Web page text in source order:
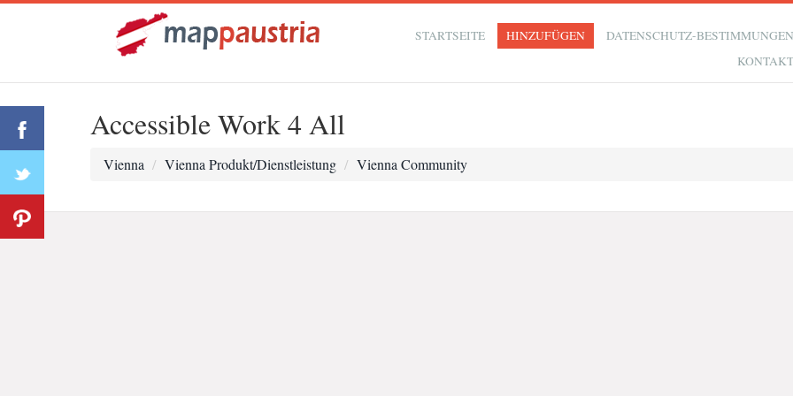
STARTSEITE HINZUFÜGEN
DATENSCHUTZ-
Accessible Work 4 All
Vienna Vienna Produkt/Dienstleistung Vienna Community